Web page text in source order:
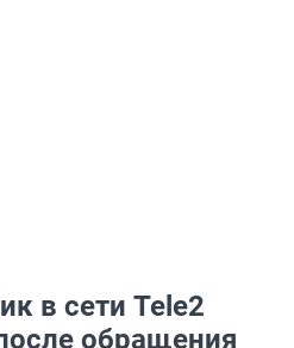
в сети Tele2
обращения